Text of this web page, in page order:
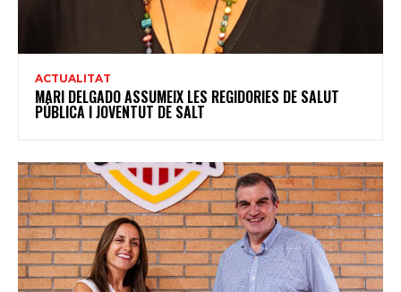
ACTUALITAT
MARI DELGADO ASSUMEIX LES REGIDORIES DE SALUT
PÚBLICA I JOVENTUT DE SALT